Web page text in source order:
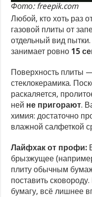
Фото: freepik.com
Любой, кто хоть раз
газовой плиты от
отдельный вид
занимает ровно 15
Поверхность плиты
стеклокерамика.
раскаляется,
ней не пригорают.
химия: достаточно
влажной салфеткой
Лайфхак от профи:
брызжущее
плиту обычным
поставить
бумагу, всё лишнее